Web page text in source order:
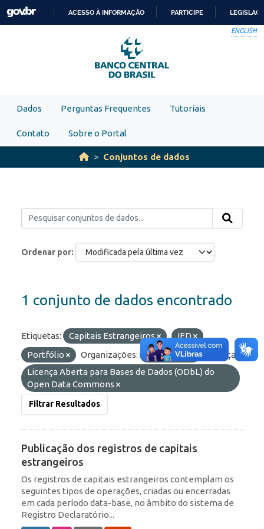
Skip to main content
PARA
O
CONTEÚDO
ACESSO À INFORMAÇÃO PARTICIPE
ENGLISH
Dados Perguntas Frequentes Tutoriais
Contato Sobre o Portal
Conjuntos de dados
Ordenar por
1 conjunto de dados encontrado
Etiquetas: Capitais Estrangeiros
IED
Portfólio
Organizações: BCB/Dstat
Licenças:
Licença Aberta para Bases de Dados (ODbL) do
Open Data Commons
Filtrar Resultados
Publicação dos registros de capitais
estrangeiros
Os registros de capitais estrangeiros contemplam os
seguintes tipos de operações, criadas ou encerradas
em cada período data-base, no âmbito do sistema de
Registro Declaratório...